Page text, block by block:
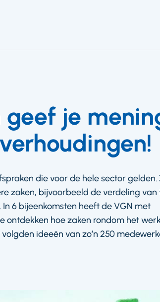
geef je
die voor de hele sector gelden.
zaken, bijvoorbeeld de verdeling van
6 bijeenkomsten heeft de VGN met
ontdekken hoe zaken rondom het
ideeën van zo’n 250